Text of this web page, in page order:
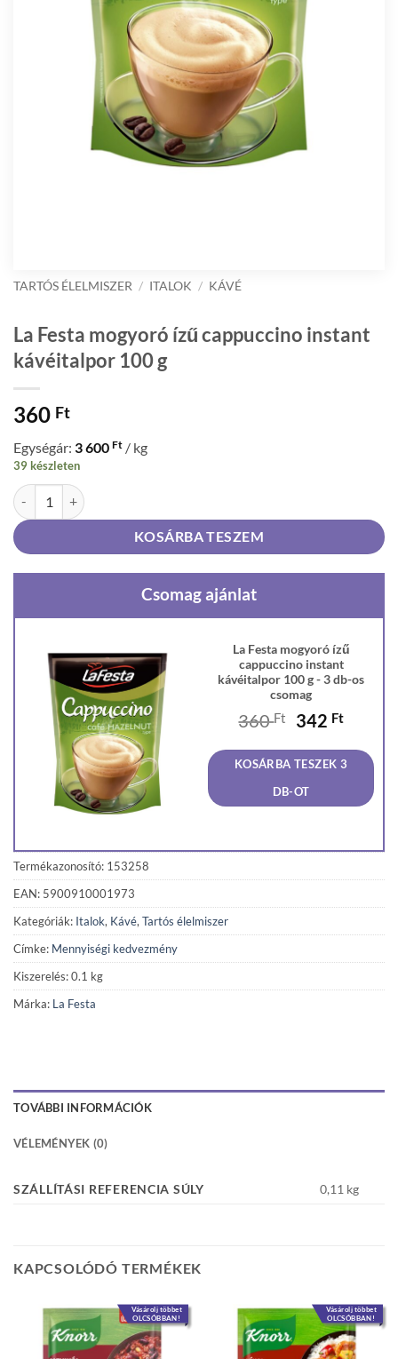
TARTÓS ÉLELMISZER / ITALOK / KÁVÉ
La Festa mogyoró ízű cappuccino instant
kávéitalpor 100 g
360 Ft
Egységár: 3 600 Ft / kg
39 készleten
La Festa mogyoró ízű cappuccino instant kávéitalpor 100 g mennyiség
KOSÁRBA TESZEM
Csomag ajánlat
La Festa mogyoró ízű
cappuccino instant
kávéitalpor 100 g - 3 db-os
csomag
360Ft
Original
was:
360 Ft.
342 Ft
is:
342
KOSÁRBA TESZEK 3
DB-OT
Termékazonosító: 153258
EAN: 5900910001973
Kategóriák: Italok, Kávé, Tartós élelmiszer
Címke: Mennyiségi kedvezmény
Kiszerelés: 0.1 kg
Márka: La Festa
TOVÁBBI INFORMÁCIÓK
VÉLEMÉNYEK (0)
SZÁLLÍTÁSI REFERENCIA SÚLY 0,11 kg
KAPCSOLÓDÓ TERMÉKEK
Vásárolj többet
OLCSÓBBAN!
Vásárolj többet
OLCSÓBBAN!